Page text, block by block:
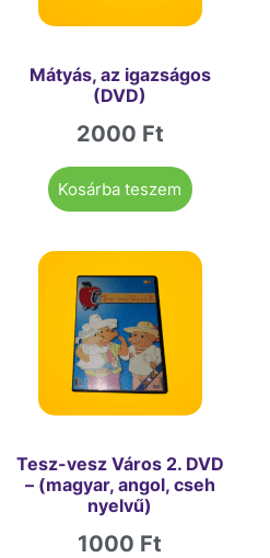
Mátyás, az igazságos
(DVD)
2000 Ft
Kosárba teszem
Tesz-vesz Város 2. DVD
– (magyar, angol, cseh
nyelvű)
1000 Ft